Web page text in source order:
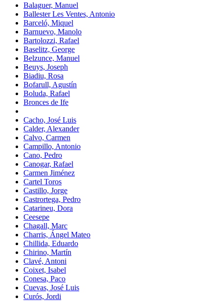
Balaguer, Manuel
Ballester Les Ventes, Antonio
Barceló, Miquel
Barnuevo, Manolo
Bartolozzi, Rafael
Baselitz, George
Belzunce, Manuel
Beuys, Joseph
Biadiu, Rosa
Bofarull, Agustín
Boluda, Rafael
Bronces de Ife
Cacho, José Luis
Calder, Alexander
Calvo, Carmen
Campillo, Antonio
Cano, Pedro
Canogar, Rafael
Carmen Jiménez
Cartel Toros
Castillo, Jorge
Castrortega, Pedro
Catarineu, Dora
Ceesepe
Chagall, Marc
Charris, Ángel Mateo
Chillida, Eduardo
Chirino, Martín
Clavé, Antoni
Coixet, Isabel
Conesa, Paco
Cuevas, José Luis
Curós, Jordi